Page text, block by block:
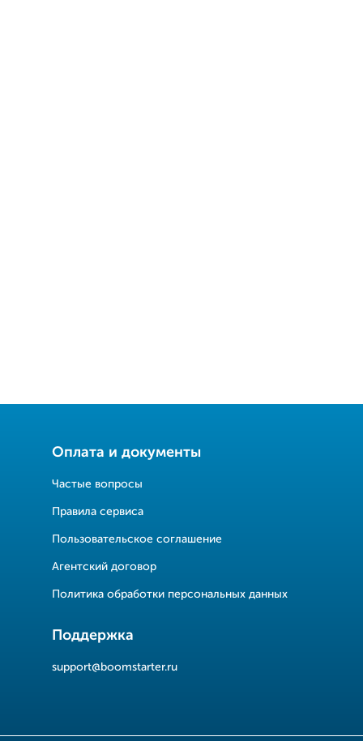
Оплата и документы
Частые вопросы
Правила сервиса
Пользовательское соглашение
Агентский договор
Политика обработки персональных данных
Поддержка
support@boomstarter.ru